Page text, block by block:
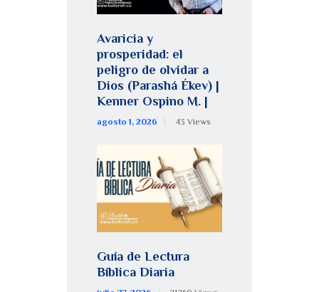
Avaricia y
prosperidad: el
peligro de olvidar a
Dios (Parashá Ékev) |
Kenner Ospino M. |
agosto 1, 2026 43 Views
Guía de Lectura
Bíblica Diaria